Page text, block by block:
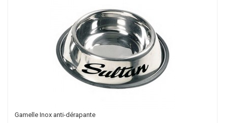
Gamelle Inox anti-dérapante